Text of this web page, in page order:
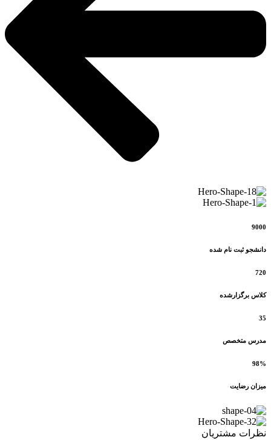
9000
دانشجو ثبت نام شده
720
کلاس برگزارشده
35
مدرس متخصص
98%
میزان رضایت
نظرات مشتریان